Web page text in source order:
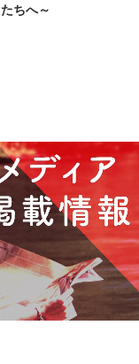
たちへ～